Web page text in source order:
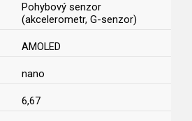
Pohybový senzor
(akcelerometr, G-senzor)
AMOLED
nano
6,67